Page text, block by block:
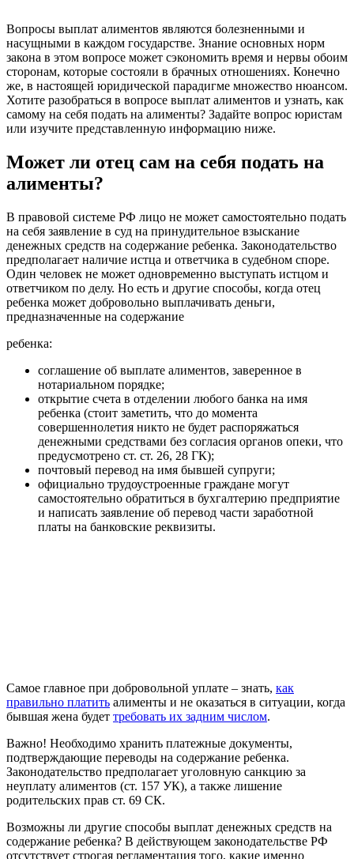
Вопросы выплат алиментов являются болезненными и
насущными в каждом государстве. Знание основных норм
закона в этом вопросе может сэкономить время и нервы обоим
сторонам, которые состояли в брачных отношениях. Конечно
же, в настоящей юридической парадигме множество нюансом.
Хотите разобраться в вопросе выплат алиментов и узнать, как
самому на себя подать на алименты? Задайте вопрос юристам
или изучите представленную информацию ниже.
Может ли отец сам на себя подать на
алименты?
В правовой системе РФ лицо не может самостоятельно подать
на себя заявление в суд на принудительное взыскание
денежных средств на содержание ребенка. Законодательство
предполагает наличие истца и ответчика в судебном споре.
Один человек не может одновременно выступать истцом и
ответчиком по делу. Но есть и другие способы, когда отец
ребенка может добровольно выплачивать деньги,
предназначенные на содержание
ребенка:
соглашение об выплате алиментов, заверенное в
нотариальном порядке;
открытие счета в отделении любого банка на имя
ребенка (стоит заметить, что до момента
совершеннолетия никто не будет распоряжаться
денежными средствами без согласия органов опеки, что
предусмотрено ст. ст. 26, 28 ГК);
почтовый перевод на имя бывшей супруги;
официально трудоустроенные граждане могут
самостоятельно обратиться в бухгалтерию предприятие
и написать заявление об перевод части заработной
платы на банковские реквизиты.
Самое главное при добровольной уплате – знать, как
правильно платить алименты и не оказаться в ситуации, когда
бывшая жена будет требовать их задним числом.
Важно! Необходимо хранить платежные документы,
подтверждающие переводы на содержание ребенка.
Законодательство предполагает уголовную санкцию за
неуплату алиментов (ст. 157 УК), а также лишение
родительских прав ст. 69 СК.
Возможны ли другие способы выплат денежных средств на
содержание ребенка? В действующем законодательстве РФ
отсутствует строгая регламентация того, какие именно